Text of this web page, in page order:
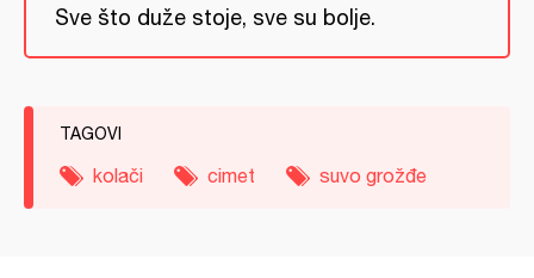
Sve što duže stoje, sve su bolje.
TAGOVI
kolači cimet suvo grožđe